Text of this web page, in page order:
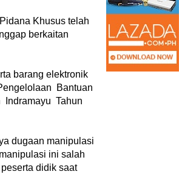
Khusus telah
berkaitan
barang elektronik
Bantuan
Indramayu Tahun
dugaan manipulasi
ini salah
didik saat